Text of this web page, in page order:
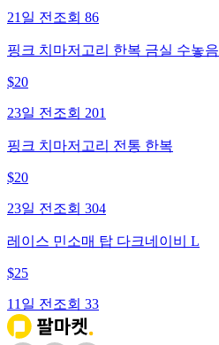
21일 전 조회 86
핑크 치마저고리 한복 금실 수놓음
$20
23일 전 조회 201
핑크 치마저고리 전통 한복
$20
23일 전 조회 304
레이스 민소매 탑 다크네이비 L
$25
11일 전 조회 33